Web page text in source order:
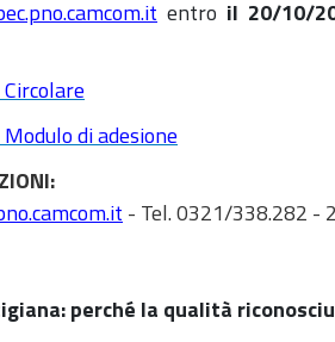
entro il 20/10/
di adesione
- Tel. 0321/338.282 -
perché la qualità